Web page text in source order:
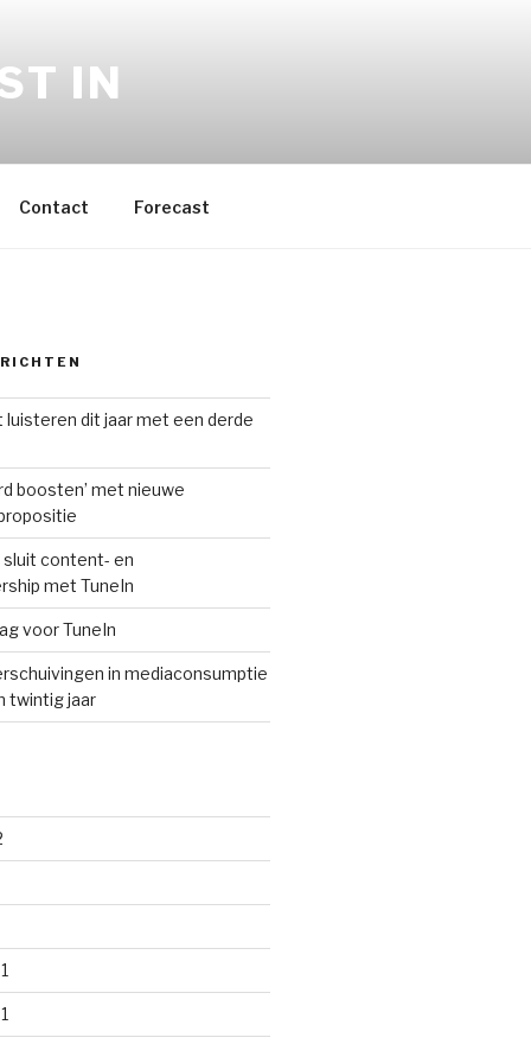
IN
Contact Forecast
luisteren dit jaar met een derde
boosten’ met nieuwe
content- en
met TuneIn
voor TuneIn
in mediaconsumptie
twintig jaar